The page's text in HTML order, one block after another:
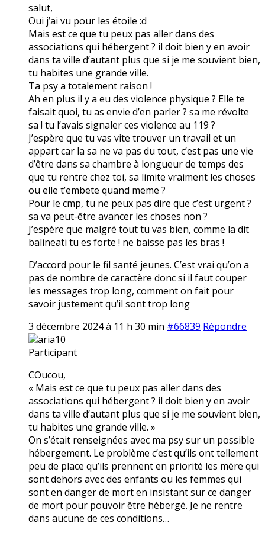
salut,
Oui j’ai vu pour les étoile :d
Mais est ce que tu peux pas aller dans des
associations qui hébergent ? il doit bien y en avoir
dans ta ville d’autant plus que si je me souvient bien,
tu habites une grande ville.
Ta psy a totalement raison !
Ah en plus il y a eu des violence physique ? Elle te
faisait quoi, tu as envie d’en parler ? sa me révolte
sa ! tu l’avais signaler ces violence au 119 ?
J’espère que tu vas vite trouver un travail et un
appart car la sa ne va pas du tout, c’est pas une vie
d’être dans sa chambre à longueur de temps des
que tu rentre chez toi, sa limite vraiment les choses
ou elle t’embete quand meme ?
Pour le cmp, tu ne peux pas dire que c’est urgent ?
sa va peut-être avancer les choses non ?
J’espère que malgré tout tu vas bien, comme la dit
balineati tu es forte ! ne baisse pas les bras !
D’accord pour le fil santé jeunes. C’est vrai qu’on a
pas de nombre de caractère donc si il faut couper
les messages trop long, comment on fait pour
savoir justement qu’il sont trop long
3 décembre 2024 à 11 h 30 min #66839 Répondre
aria10
Participant
COucou,
« Mais est ce que tu peux pas aller dans des
associations qui hébergent ? il doit bien y en avoir
dans ta ville d’autant plus que si je me souvient bien,
tu habites une grande ville. »
On s’était renseignées avec ma psy sur un possible
hébergement. Le problème c’est qu’ils ont tellement
peu de place qu’ils prennent en priorité les mère qui
sont dehors avec des enfants ou les femmes qui
sont en danger de mort en insistant sur ce danger
de mort pour pouvoir être hébergé. Je ne rentre
dans aucune de ces conditions…